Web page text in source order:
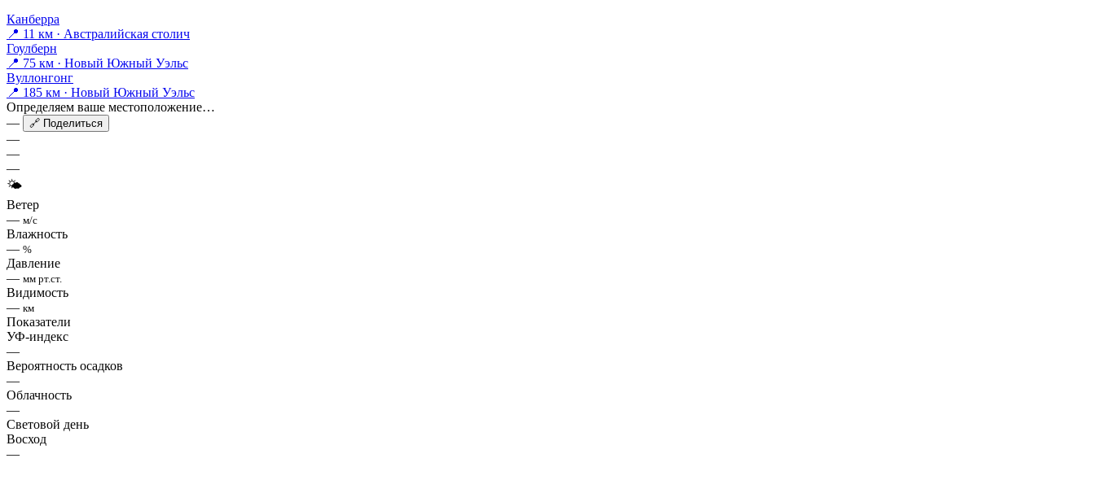
Канберра
📍 11 км · Австралийская столич
Гоулберн
📍 75 км · Новый Южный Уэльс
Вуллонгонг
📍 185 км · Новый Южный Уэльс
Определяем ваше местоположение…
—
🔗 Поделиться
—
—
—
🌤
Ветер
— м/с
Влажность
— %
Давление
— мм рт.ст.
Видимость
— км
Показатели
УФ-индекс
—
Вероятность осадков
—
Облачность
—
Световой день
Восход
—